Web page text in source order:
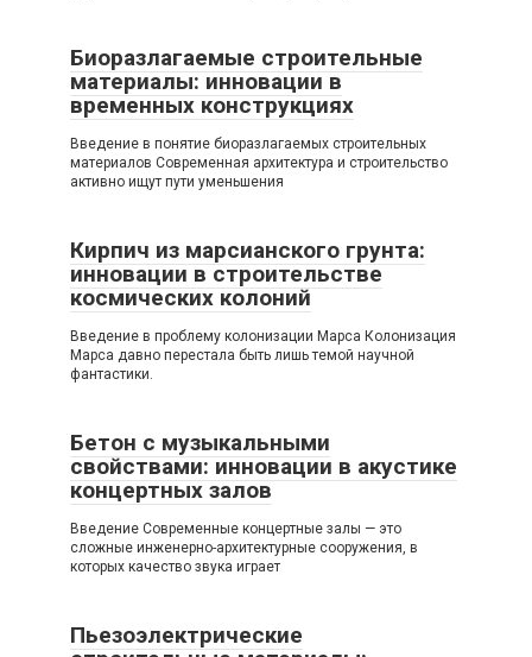
Биоразлагаемые строительные
материалы: инновации в
временных конструкциях
Введение в понятие биоразлагаемых строительных
материалов Современная архитектура и строительство
активно ищут пути уменьшения
Кирпич из марсианского грунта:
инновации в строительстве
космических колоний
Введение в проблему колонизации Марса Колонизация
Марса давно перестала быть лишь темой научной
фантастики.
Бетон с музыкальными
свойствами: инновации в акустике
концертных залов
Введение Современные концертные залы — это
сложные инженерно-архитектурные сооружения, в
которых качество звука играет
Пьезоэлектрические